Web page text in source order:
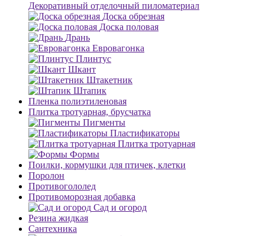
Декоративный отделочный пиломатериал
Доска обрезная
Доска половая
Дрань
Евровагонка
Плинтус
Шкант
Штакетник
Штапик
Пленка полиэтиленовая
Плитка тротуарная, брусчатка
Пигменты
Пластификаторы
Плитка тротуарная
Формы
Поилки, кормушки для птичек, клетки
Поролон
Противогололед
Противоморозная добавка
Сад и огород
Резина жидкая
Сантехника